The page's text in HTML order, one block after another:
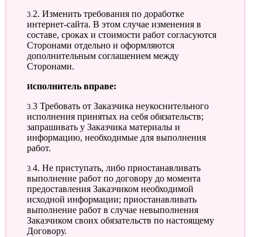
3.2. Изменить требования по доработке
интернет-сайта. В этом случае изменения в
составе, сроках и стоимости работ согласуются
Сторонами отдельно и оформляются
дополнительным соглашением между
Сторонами.
Исполнитель вправе:
3.3 Требовать от Заказчика неукоснительного
исполнения принятых на себя обязательств;
запрашивать у Заказчика материалы и
информацию, необходимые для выполнения
работ.
3.4. Не приступать, либо приостанавливать
выполнение работ по договору до момента
предоставления Заказчиком необходимой
исходной информации; приостанавливать
выполнение работ в случае невыполнения
Заказчиком своих обязательств по настоящему
Договору.